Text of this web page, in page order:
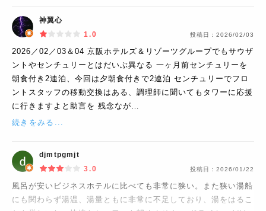
神翼心
1.0
投稿日： 2026/02/03
2026／02／03＆04 京阪ホテルズ＆リゾーツグループでもサウザ
ントやセンチュリーとはだいぶ異なる 一ヶ月前センチュリーを
朝食付き2連泊、今回は夕朝食付きで2連泊 センチュリーでフロ
ントスタッフの移動交換はある、調理師に聞いてもタワーに応援
に行きますよと助言を 残念なが…
続きをみる...
djmtpgmjt
3.0
投稿日： 2026/01/22
風呂が安いビジネスホテルに比べても非常に狭い。また狭い湯船
にも関わらず湯温、湯量ともに非常に不足しており、湯をはるこ